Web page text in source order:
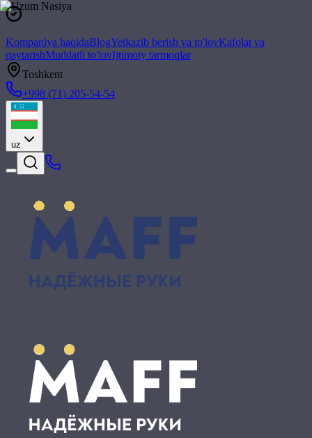
Kompaniya haqidaBlogYetkazib berish va to'lovKafolat va
qaytarishMuddatli to'lovIjtimoiy tarmoqlar
Toshkent
+998 (71) 205-54-54
uz